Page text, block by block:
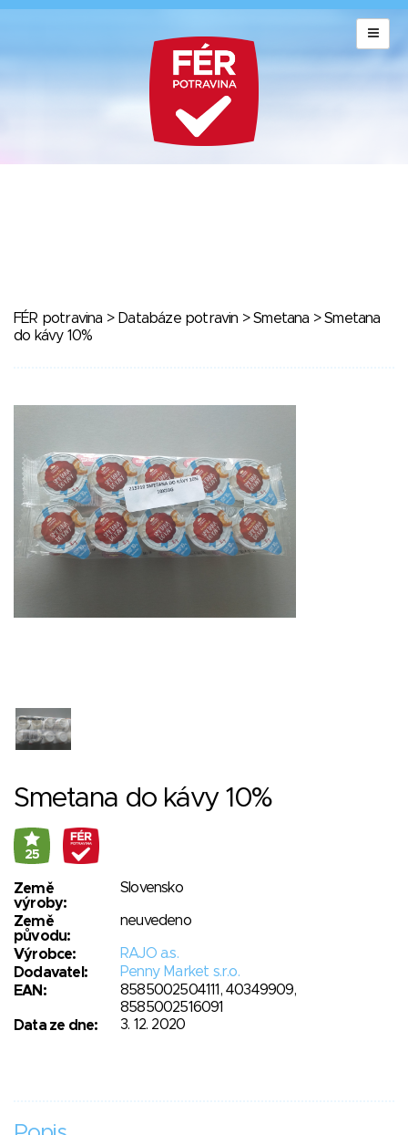
FÉR potravina > Databáze potravin >Smetana > Smetana
do kávy 10%
Smetana do kávy 10%
25
Země
výroby:
Slovensko
Země
původu:
neuvedeno
Výrobce:
RAJO a.s.
Dodavatel:
Penny Market s.r.o.
EAN:
8585002504111, 40349909,
8585002516091
Data ze dne:
3. 12. 2020